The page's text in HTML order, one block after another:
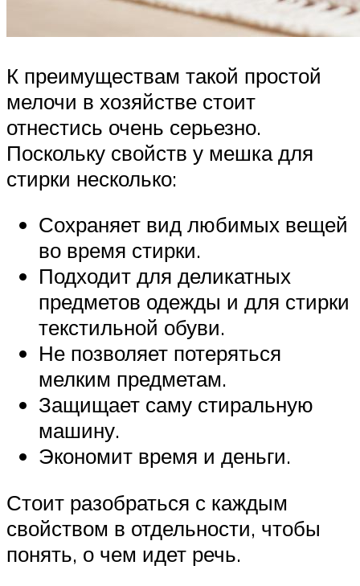
К преимуществам такой простой
мелочи в хозяйстве стоит
отнестись очень серьезно.
Поскольку свойств у мешка для
стирки несколько:
Сохраняет вид любимых вещей
во время стирки.
Подходит для деликатных
предметов одежды и для стирки
текстильной обуви.
Не позволяет потеряться
мелким предметам.
Защищает саму стиральную
машину.
Экономит время и деньги.
Стоит разобраться с каждым
свойством в отдельности, чтобы
понять, о чем идет речь.